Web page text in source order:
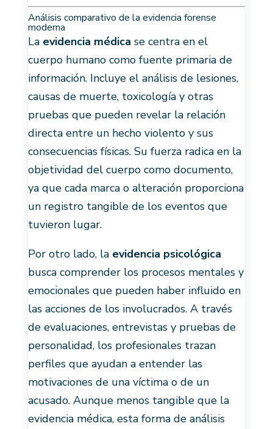
Análisis comparativo de la evidencia forense
moderna
La evidencia médica se centra en el
cuerpo humano como fuente primaria de
información. Incluye el análisis de lesiones,
causas de muerte, toxicología y otras
pruebas que pueden revelar la relación
directa entre un hecho violento y sus
consecuencias físicas. Su fuerza radica en la
objetividad del cuerpo como documento,
ya que cada marca o alteración proporciona
un registro tangible de los eventos que
tuvieron lugar.
Por otro lado, la evidencia psicológica
busca comprender los procesos mentales y
emocionales que pueden haber influido en
las acciones de los involucrados. A través
de evaluaciones, entrevistas y pruebas de
personalidad, los profesionales trazan
perfiles que ayudan a entender las
motivaciones de una víctima o de un
acusado. Aunque menos tangible que la
evidencia médica, esta forma de análisis